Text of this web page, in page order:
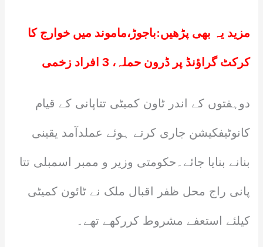
مزید یہ بھی پڑھیں:باجوڑ،ماموند میں خوارج کا
کرکٹ گراؤنڈ پر ڈرون حملہ، 3 افراد زخمی
دوہفتوں کے اندر ٹاون کمیٹی تتاپانی کے قیام
کانوٹیفکیشن جاری کرتے ہوئے عملدآمد یقینی
بنانے بنایا جائے۔حکومتی وزیر و ممبر اسمبلی تتا
پانی راج محل ظفر اقبال ملک نے ٹائون کمیٹی
کیلئے استعفے مشروط کررکھے تھے۔